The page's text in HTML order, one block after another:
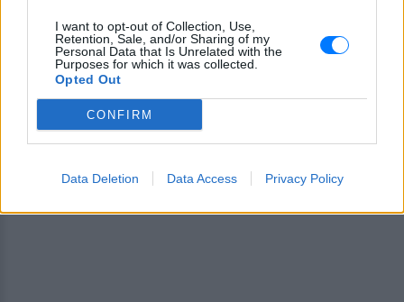
I want to opt-out of Collection, Use,
Retention, Sale, and/or Sharing of my
Personal Data that Is Unrelated with the
Purposes for which it was collected.
Opted Out
CONFIRM
Data Deletion Data Access Privacy Policy
Ακολουθήστε το E-Radio.gr και στο Instagram